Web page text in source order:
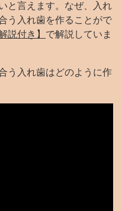
と言えます。なぜ、入れ
う入れ歯を作ることがで
説付き】 で解説していま
う入れ歯はどのように作